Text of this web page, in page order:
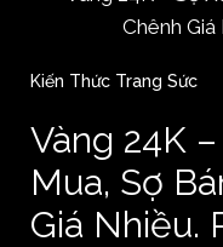
Kiến Thức Trang Sức
Vàng 24K
Mua, Sợ
Giá Nhiều.